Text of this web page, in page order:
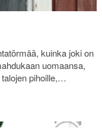
kuinka joki on
uomaansa,
talojen pihoille,…